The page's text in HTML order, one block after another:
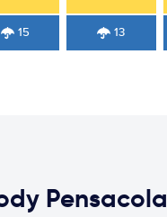
15 13
Pensacola